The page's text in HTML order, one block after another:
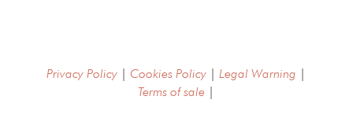
Privacy Policy | Cookies Policy |Legal Warning |
Terms of sale |